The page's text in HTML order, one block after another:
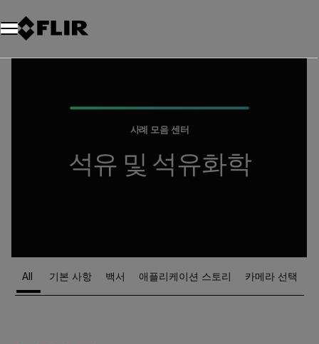
사례 모음 센터
석유 및 석유화학
Article Listing
All 기본 사항 백서 애플리케이션 스토리 카메라 선택